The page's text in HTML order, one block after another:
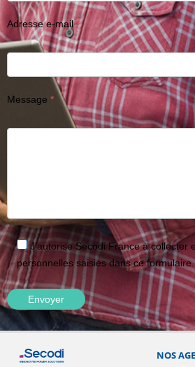
Adresse e-mail
Message
J'autorise Secodi France à collecter
personnelles saisies dans ce formulaire.
NOS